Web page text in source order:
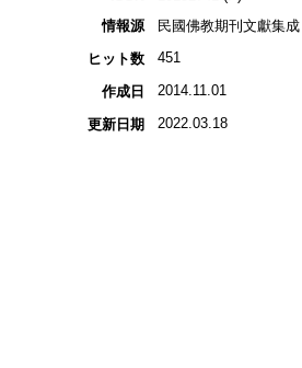
情報源
民國佛教期刊文獻集
ヒット数
451
作成日 2014.11.01
更新日期 2022.03.18